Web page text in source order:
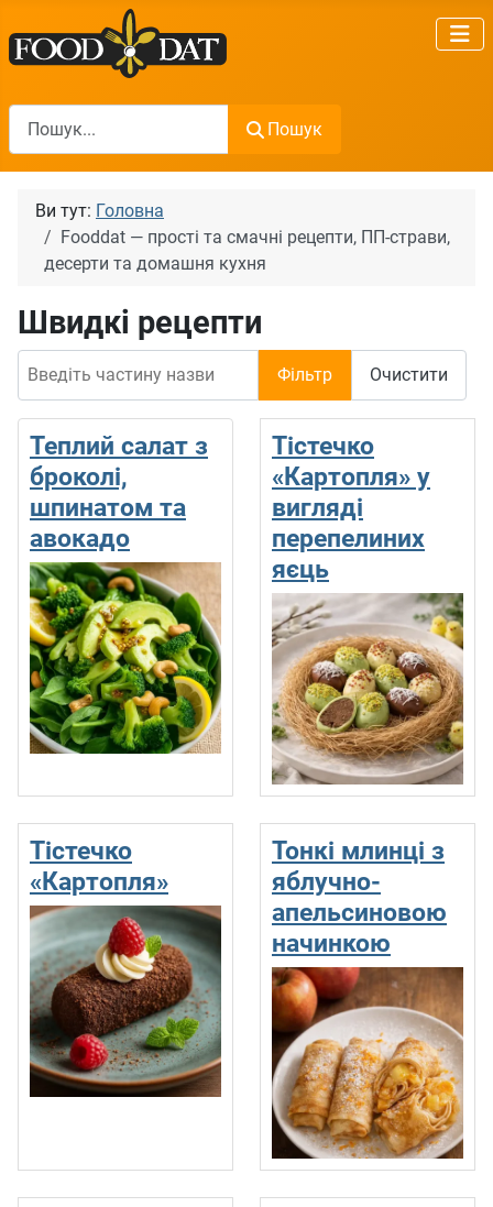
Пошук
Пошук
Ви тут: Головна
Fooddat — прості та смачні рецепти, ПП-страви,
десерти та домашня кухня
Швидкі рецепти
Фільтр Очистити
Теплий салат з
броколі,
шпинатом та
авокадо
Тістечко
«Картопля» у
вигляді
перепелиних
яєць
Тістечко
«Картопля»
Тонкі млинці з
яблучно-
апельсиновою
начинкою